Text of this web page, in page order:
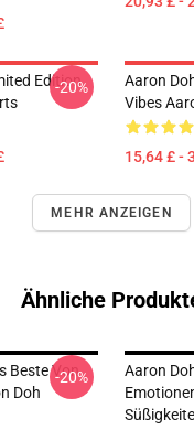
Edition
-20%
Aaron
Vibes
15,64 £ -
MEHR ANZEIGEN
Ähnliche
Beste Von
Doh
-20%
Aaron